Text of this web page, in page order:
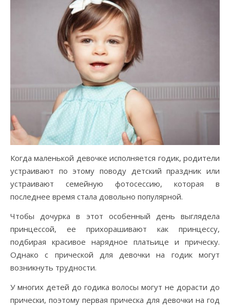
Когда маленькой девочке исполняется годик, родители
устраивают по этому поводу детский праздник или
устраивают семейную фотосессию, которая в
последнее время стала довольно популярной.
Чтобы дочурка в этот особенный день выглядела
принцессой, ее прихорашивают как принцессу,
подбирая красивое нарядное платьице и прическу.
Однако с прической для девочки на годик могут
возникнуть трудности.
У многих детей до годика волосы могут не дорасти до
прически, поэтому первая прическа для девочки на год